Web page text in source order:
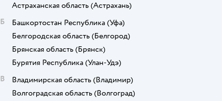
Астраханская область (Астрахань)
Б
Башкортостан Республика (Уфа)
Белгородская область (Белгород)
Брянская область (Брянск)
Бурятия Республика (Улан-Удэ)
В
Владимирская область (Владимир)
Волгоградская область (Волгоград)